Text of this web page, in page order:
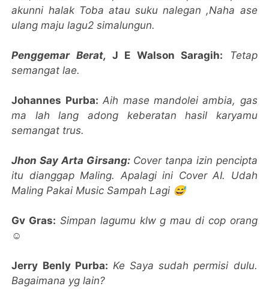
akunni halak Toba atau suku nalegan ,Naha ase
ulang maju lagu2 simalungun.
Penggemar Berat, J E Walson Saragih: Tetap
semangat lae.
Johannes Purba: Aih mase mandolei ambia, gas
ma lah lang adong keberatan hasil karyamu
semangat trus.
Jhon Say Arta Girsang:Cover tanpa izin pencipta
itu dianggap Maling. Apalagi ini Cover AI. Udah
Maling Pakai Music Sampah Lagi 😅
Gv Gras: Simpan lagumu klw g mau di cop orang
☺️
Jerry Benly Purba: Ke Saya sudah permisi dulu.
Bagaimana yg lain?